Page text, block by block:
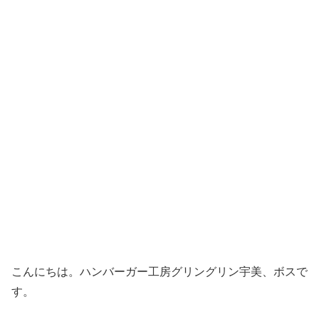
こんにちは。ハンバーガー工房グリングリン宇美、ボスで
す。